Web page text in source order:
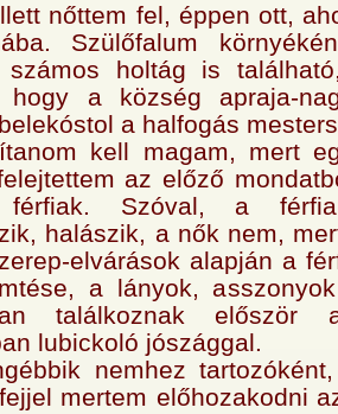
nőttem fel, éppen ott,
Szülőfalum
számos holtág is
hogy a község apraja-
a halfogás
kell magam, mert
az előző
férfiak. Szóval, a
halászik, a nők nem,
elvárások alapján a
a lányok,
találkoznak először
lubickoló jószággal.
nemhez
mertem előhozakodni